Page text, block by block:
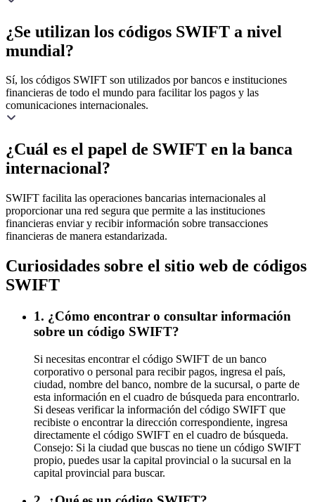
¿Se utilizan los códigos SWIFT a nivel
mundial?
Sí, los códigos SWIFT son utilizados por bancos e instituciones
financieras de todo el mundo para facilitar los pagos y las
comunicaciones internacionales.
¿Cuál es el papel de SWIFT en la banca
internacional?
SWIFT facilita las operaciones bancarias internacionales al
proporcionar una red segura que permite a las instituciones
financieras enviar y recibir información sobre transacciones
financieras de manera estandarizada.
Curiosidades sobre el sitio web de códigos
SWIFT
1. ¿Cómo encontrar o consultar información
sobre un código SWIFT?
Si necesitas encontrar el código SWIFT de un banco
corporativo o personal para recibir pagos, ingresa el país,
ciudad, nombre del banco, nombre de la sucursal, o parte de
esta información en el cuadro de búsqueda para encontrarlo.
Si deseas verificar la información del código SWIFT que
recibiste o encontrar la dirección correspondiente, ingresa
directamente el código SWIFT en el cuadro de búsqueda.
Consejo: Si la ciudad que buscas no tiene un código SWIFT
propio, puedes usar la capital provincial o la sucursal en la
capital provincial para buscar.